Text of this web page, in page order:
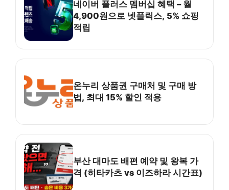
네이버 플러스 멤버십 혜택 – 월
4,900원으로 넷플릭스, 5% 쇼핑
적립
온누리 상품권 구매처 및 구매 방
법, 최대 15% 할인 적용
부산 대마도 배편 예약 및 왕복 가
격 (히타카츠 vs 이즈하라 시간표)